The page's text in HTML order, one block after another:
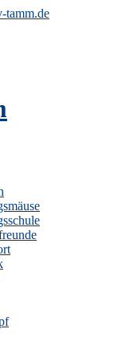
tamm.de